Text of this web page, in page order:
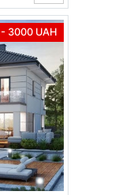
- 3000 UAH